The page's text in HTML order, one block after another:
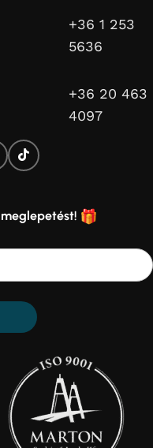
+36 1 253
5636
+36 20 463
4097